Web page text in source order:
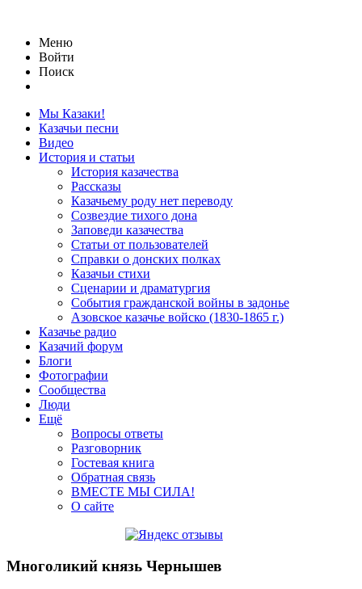
Меню
Войти
Поиск
Мы Казаки!
Казачьи песни
Видео
История и статьи
История казачества
Рассказы
Казачьему роду нет переводу
Созвездие тихого дона
Заповеди казачества
Статьи от пользователей
Справки о донских полках
Казачьи стихи
Сценарии и драматургия
События гражданской войны в задонье
Азовское казачье войско (1830-1865 г.)
Казачье радио
Казачий форум
Блоги
Фотографии
Сообщества
Люди
Ещё
Вопросы ответы
Разговорник
Гостевая книга
Обратная связь
ВМЕСТЕ МЫ СИЛА!
О сайте
Многоликий князь Чернышев